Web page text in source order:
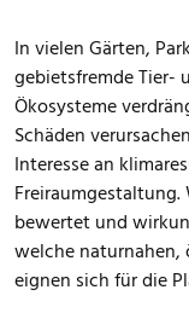
In vielen Gärten,
gebietsfremde Tier-
Ökosysteme
Schäden
Interesse an
bewertet und
welche
eignen sich für die